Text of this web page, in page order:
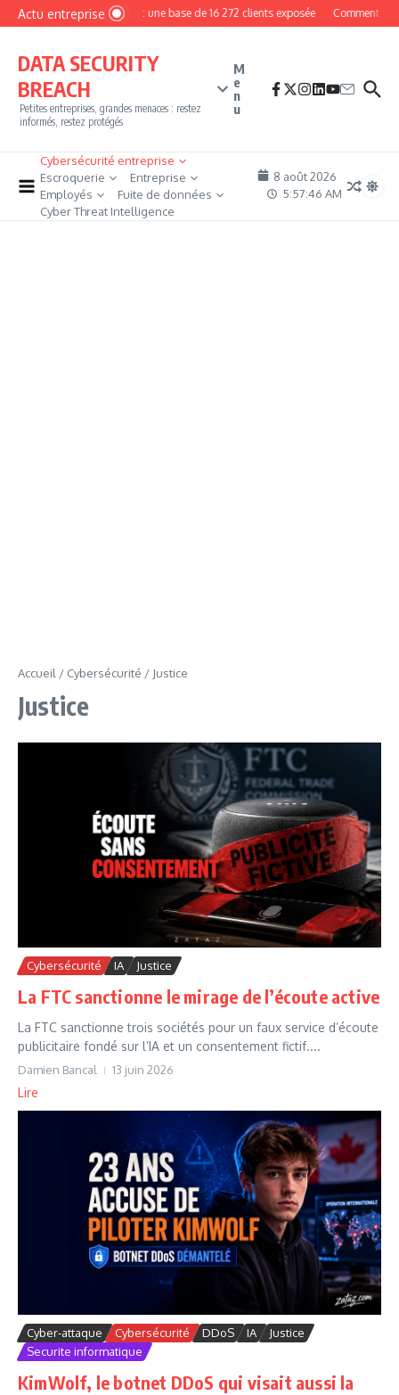
Aller au contenu
Actu entrepriseMyPhoto : une base de 16 272 clients exposée Comment
DATA SECURITY
BREACH
Petites entreprises, grandes menaces : restez
informés, restez protégés
M
e
n
u
Cybersécurité entreprise
Escroquerie
Entreprise
Employés
Fuite de données
Cyber Threat Intelligence
8 août 2026
5:57:47 AM
Accueil / Cybersécurité / Justice
Justice
Cybersécurité IA Justice
La FTC sanctionne le mirage de l’écoute active
La FTC sanctionne trois sociétés pour un faux service d’écoute
publicitaire fondé sur l’IA et un consentement fictif....
Damien Bancal 13 juin 2026
Lire
Cyber-attaque Cybersécurité DDoS IA
Justice
Securite informatique
KimWolf, le botnet DDoS qui visait aussi la